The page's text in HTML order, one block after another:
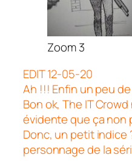
Zoom 3
EDIT 12-05-20
Ah !!! Enfin un peu
Bon ok, The IT Crowd
évidente que ça non
Donc, un petit indice
personnage de la